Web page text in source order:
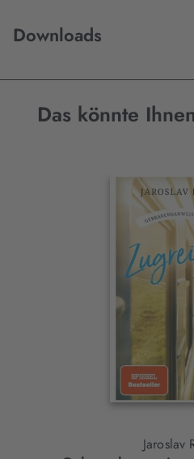
Downloads
Das könnte
Jaroslav